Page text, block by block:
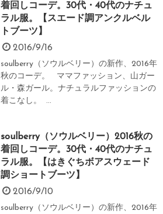
着回しコーデ。30代・40代のナチュ
ラル服。【スエード調アンクルベル
トブーツ】
2016/9/16
soulberry（ソウルベリー）の新作、2016年
秋のコーデ。 ママファッション、山ガー
ル・森ガール。ナチュラルファッションの
着こなし。 ...
soulberry（ソウルベリー）2016秋の
着回しコーデ。30代・40代のナチュ
ラル服。【はきぐちボアスウェード
調ショートブーツ】
2016/9/10
soulberry（ソウルベリー）の新作、2016年